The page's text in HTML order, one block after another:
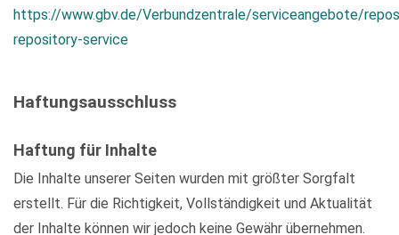
https://www.gbv.de/Verbundzentrale/serviceangebote/
repository-service
Haftungsausschluss
Haftung für Inhalte
Die Inhalte unserer Seiten wurden mit größter Sorgfalt
erstellt. Für die Richtigkeit, Vollständigkeit und Aktualität
der Inhalte können wir jedoch keine Gewähr übernehmen.